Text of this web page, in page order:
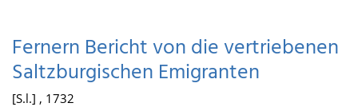
Fernern Bericht von die vertriebenen
Saltzburgischen Emigranten
[S.l.] , 1732